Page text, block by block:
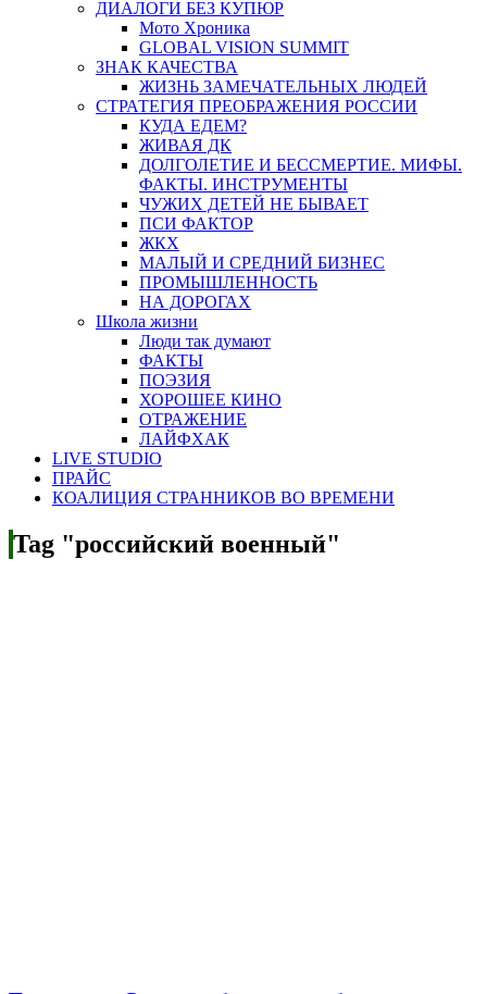
ДИАЛОГИ БЕЗ КУПЮР
Мото Хроника
GLOBAL VISION SUMMIT
ЗНАК КАЧЕСТВА
ЖИЗНЬ ЗАМЕЧАТЕЛЬНЫХ ЛЮДЕЙ
СТРАТЕГИЯ ПРЕОБРАЖЕНИЯ РОССИИ
КУДА ЕДЕМ?
ЖИВАЯ ДК
ДОЛГОЛЕТИЕ И БЕССМЕРТИЕ. МИФЫ.
ФАКТЫ. ИНСТРУМЕНТЫ
ЧУЖИХ ДЕТЕЙ НЕ БЫВАЕТ
ПСИ ФАКТОР
ЖКХ
МАЛЫЙ И СРЕДНИЙ БИЗНЕС
ПРОМЫШЛЕННОСТЬ
НА ДОРОГАХ
Школа жизни
Люди так думают
ФАКТЫ
ПОЭЗИЯ
ХОРОШЕЕ КИНО
ОТРАЖЕНИЕ
ЛАЙФХАК
LIVE STUDIO
ПРАЙС
КОАЛИЦИЯ СТРАННИКОВ ВО ВРЕМЕНИ
Tag "российский военный"